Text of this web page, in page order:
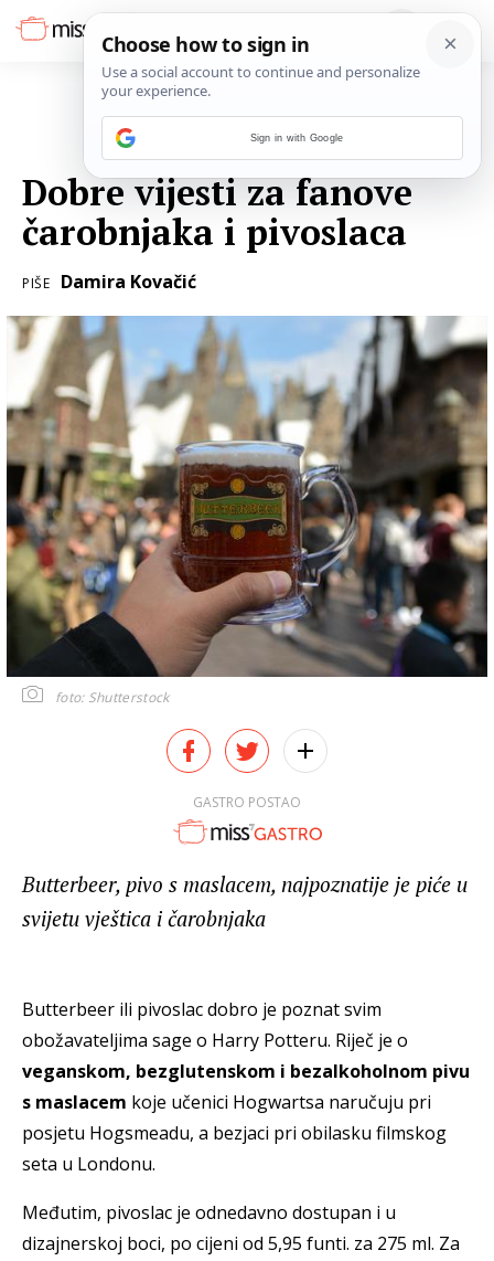
Dobre vijesti za fanove
čarobnjaka i pivoslaca
PIŠE Damira Kovačić
foto: Shutterstock
GASTRO POSTAO
Butterbeer, pivo s maslacem, najpoznatije je piće u
svijetu vještica i čarobnjaka
Butterbeer ili pivoslac dobro je poznat svim
obožavateljima sage o Harry Potteru. Riječ je o
veganskom, bezglutenskom i bezalkoholnom pivu
s maslacem koje učenici Hogwartsa naručuju pri
posjetu Hogsmeadu, a bezjaci pri obilasku filmskog
seta u Londonu.
Međutim, pivoslac je odnedavno dostupan i u
dizajnerskoj boci, po cijeni od 5,95 funti. za 275 ml. Za
Sign in with Google